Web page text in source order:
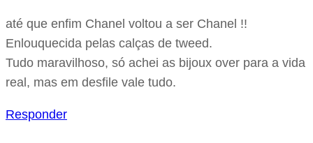
até que enfim Chanel voltou a ser Chanel !!
Enlouquecida pelas calças de tweed.
Tudo maravilhoso, só achei as bijoux over para a vida
real, mas em desfile vale tudo.
Responder